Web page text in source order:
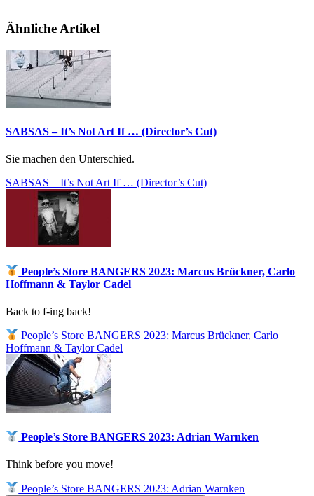
Ähnliche Artikel
SABSAS – It’s Not Art If … (Director’s Cut)
Sie machen den Unterschied.
SABSAS – It’s Not Art If … (Director’s Cut)
People’s Store BANGERS 2023: Marcus Brückner, Carlo
Hoffmann & Taylor Cadel
Back to f-ing back!
People’s Store BANGERS 2023: Marcus Brückner, Carlo
Hoffmann & Taylor Cadel
People’s Store BANGERS 2023: Adrian Warnken
Think before you move!
People’s Store BANGERS 2023: Adrian Warnken